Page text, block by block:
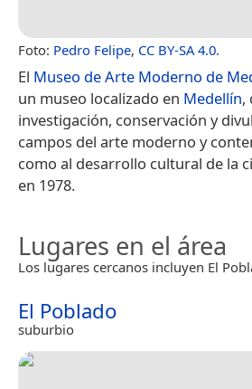
Foto: Pedro Felipe, CC BY-SA 4.0.
El Museo de Arte Moderno de
un museo localizado en Medellín,
investigación, conservación y
campos del arte moderno y
como al desarrollo cultural de la
en 1978.
Lugares en el área
Los lugares cercanos incluyen El
El Poblado
suburbio